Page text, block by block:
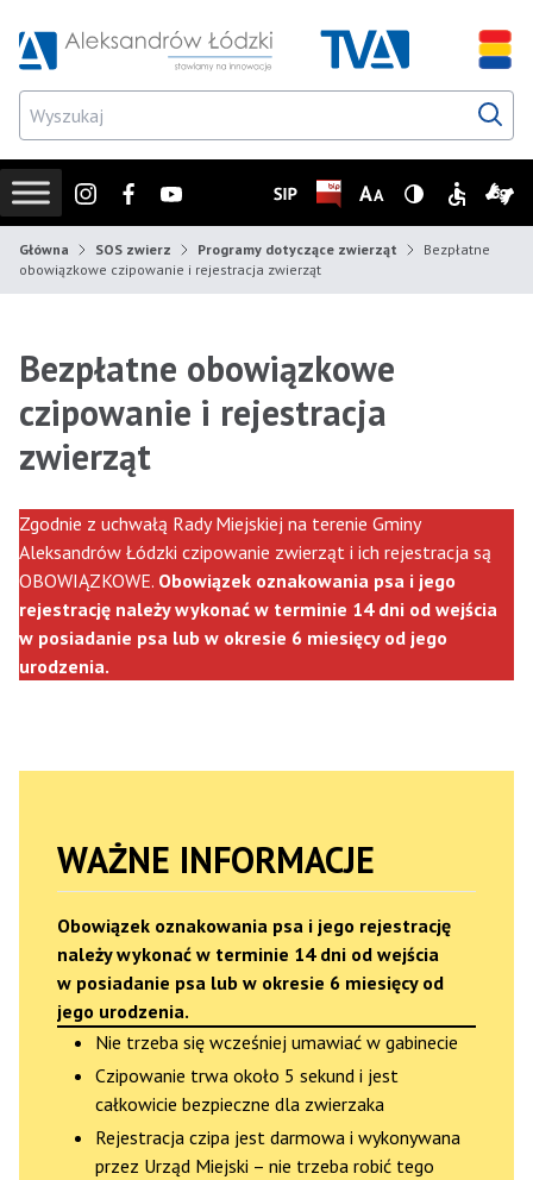
Główna SOS zwierz Programy dotyczące zwierząt
Bezpłatne
obowiązkowe czipowanie i rejestracja zwierząt
Bezpłatne obowiązkowe
czipowanie i rejestracja
zwierząt
Zgodnie z uchwałą Rady Miejskiej na terenie Gminy
Aleksandrów Łódzki czipowanie zwierząt i ich rejestracja są
OBOWIĄZKOWE. Obowiązek oznakowania psa i jego
rejestrację należy wykonać w terminie 14 dni od wejścia
w posiadanie psa lub w okresie 6 miesięcy od jego
urodzenia.
WAŻNE INFORMACJE
Obowiązek oznakowania psa i jego rejestrację
należy wykonać w terminie 14 dni od wejścia
w posiadanie psa lub w okresie 6 miesięcy od
jego urodzenia.
Nie trzeba się wcześniej umawiać w gabinecie
Czipowanie trwa około 5 sekund i jest
całkowicie bezpieczne dla zwierzaka
Rejestracja czipa jest darmowa i wykonywana
przez Urząd Miejski – nie trzeba robić tego